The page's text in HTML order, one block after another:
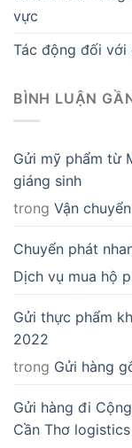
vực
Tác động đối với
BÌNH LUẬN
Gửi mỹ phẩm từ
giáng sinh
trong Vận
Chuyển phát
Dịch vụ mua hộ
Gửi thực phẩm
2022
trong Gửi hàng
Gửi hàng đi
Cần Thơ logistics